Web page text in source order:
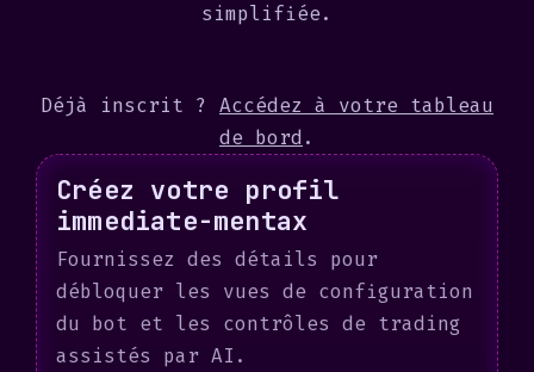
simplifiée.
Déjà inscrit ? Accédez à votre tableau
de bord .
Créez votre profil
immediate-mentax
Fournissez des détails pour
débloquer les vues de configuration
du bot et les contrôles de trading
assistés par AI.